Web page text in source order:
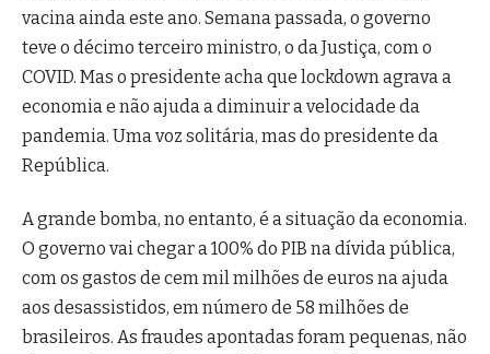
vacina ainda este ano. Semana passada, o governo
teve o décimo terceiro ministro, o da Justiça, com o
COVID. Mas o presidente acha que lockdown agrava a
economia e não ajuda a diminuir a velocidade da
pandemia. Uma voz solitária, mas do presidente da
República.
A grande bomba, no entanto, é a situação da economia.
O governo vai chegar a 100% do PIB na dívida pública,
com os gastos de cem mil milhões de euros na ajuda
aos desassistidos, em número de 58 milhões de
brasileiros. As fraudes apontadas foram pequenas, não